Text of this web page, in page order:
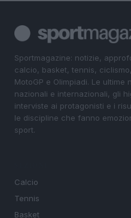
Sportmagazine: notizie,
calcio, basket, tennis,
MotoGP e Olimpiadi. Le ultime
nazionali e internazionali, gli
interviste ai protagonisti e i
le discipline che fanno
sport.
Calcio
Tennis
Basket